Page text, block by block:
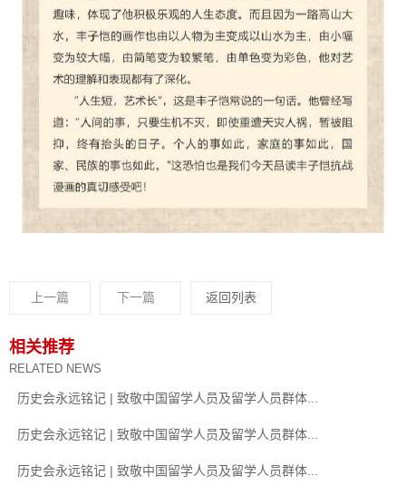
上一篇 下一篇 返回列表
相关推荐
RELATED NEWS
历史会永远铭记 | 致敬中国留学人员及留学人员群体...
历史会永远铭记 | 致敬中国留学人员及留学人员群体...
历史会永远铭记 | 致敬中国留学人员及留学人员群体...